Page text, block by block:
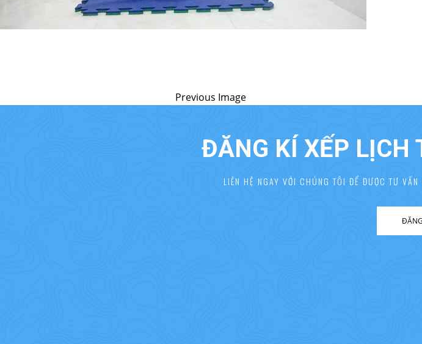
Previous Image
ĐĂNG KÍ XẾP LỊCH
LIÊN HỆ NGAY VỚI CHÚNG TÔI ĐỂ ĐƯỢC TƯ